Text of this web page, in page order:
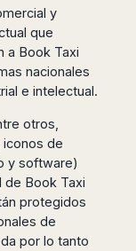
y
que
a Book Taxi
nacionales
e intelectual.
otros,
de
y software)
de Book Taxi
protegidos
de
por lo tanto